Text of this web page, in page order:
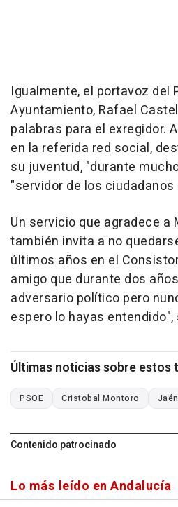
Igualmente, el portavoz del
Ayuntamiento, Rafael
palabras para el exregidor.
en la referida red social,
su juventud, "durante
"servidor de los ciudadanos
Un servicio que agradece a
también invita a no
últimos años en el
amigo que durante dos
adversario político pero
espero lo hayas entendido",
Últimas noticias sobre estos
PSOE Cristobal Montoro Jaén
Contenido patrocinado
Lo más leído en Andalucía